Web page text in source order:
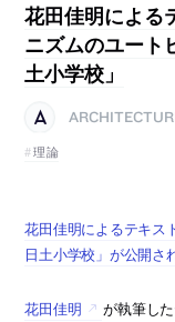
花田佳明による
ニズムのユート
土小学校」
理論
花田佳明によるテキス
日土小学校」が公開さ
花田佳明
が執筆し